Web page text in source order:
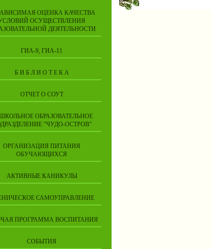
ОЦЕНКА КАЧЕСТВА
ОСУЩЕСТВЛЕНИЯ
ДЕЯТЕЛЬНОСТИ
ГИА-9, ГИА-11
Б И Б Л И О Т Е К А
ОТЧЕТ О СОУТ
ОБРАЗОВАТЕЛЬНОЕ
"ЧУДО-ОСТРОВ"
ОРГАНИЗАЦИЯ ПИТАНИЯ
ОБУЧАЮЩИХСЯ
АКТИВНЫЕ КАНИКУЛЫ
САМОУПРАВЛЕНИЕ
ПРОГРАММА ВОСПИТАНИЯ
СОБЫТИЯ